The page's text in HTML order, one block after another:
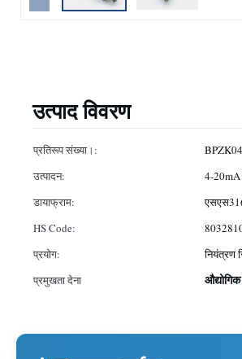
उत्पाद विवरण
प्रतिरूप संख्या।: BPZK04
उत्पादन:
4-
डायाफ्राम:
HS Code:
प्रयोग:
नियंत्रण
प्रमुखता देना